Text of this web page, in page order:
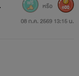
08 ก.ค. 2569 13:15 น.
หรือ 600